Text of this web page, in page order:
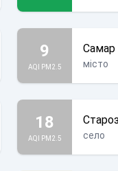
9
AQI PM2.5
Самар
місто
18
AQI PM2.5 село